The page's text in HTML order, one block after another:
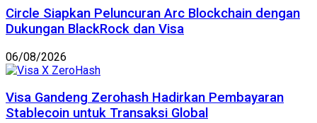
Circle Siapkan Peluncuran Arc Blockchain dengan
Dukungan BlackRock dan Visa
06/08/2026
Visa Gandeng Zerohash Hadirkan Pembayaran
Stablecoin untuk Transaksi Global